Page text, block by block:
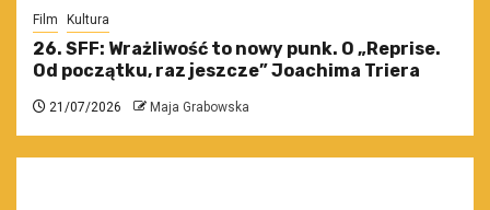
Film Kultura
26. SFF: Wrażliwość to nowy punk. O „Reprise.
Od początku, raz jeszcze” Joachima Triera
21/07/2026 Maja Grabowska